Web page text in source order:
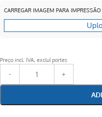
CARREGAR IMAGEM PARA IMPRESSÃO
Preço incl. IVA, excluí portes